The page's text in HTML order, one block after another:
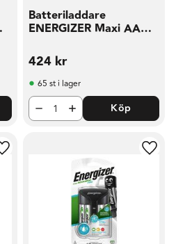
Batteriladdare
ENERGIZER Maxi AA
424 kr
65 st i lager
Köp
Lägg till i favoriter